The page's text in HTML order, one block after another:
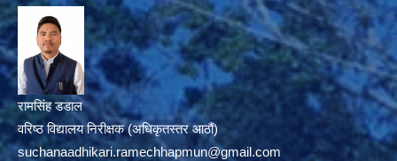
रामसिंह डडाल
वरिष्ठ विद्यालय निरीक्षक (अधिकृतस्तर आठौं)
suchanaadhikari.ramechhapmun@gmail.com